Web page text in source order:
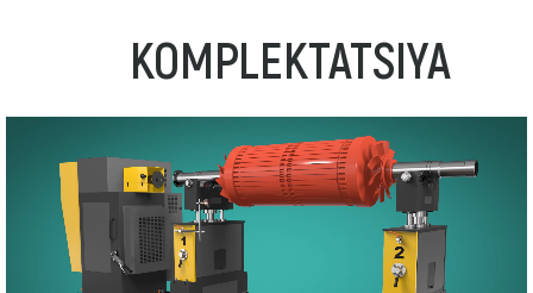
KOMPLEKTATSIYA